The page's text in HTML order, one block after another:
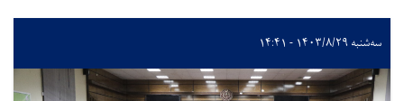
سه‌شنبه ۱۴۰۳/۸/۲۹ - ۱۴:۴۱